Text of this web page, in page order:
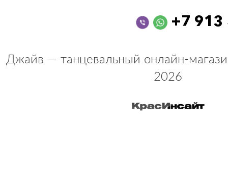
+7
Джайв — танцевальный онлайн-
2026